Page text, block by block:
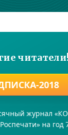
2018
журнал
на год